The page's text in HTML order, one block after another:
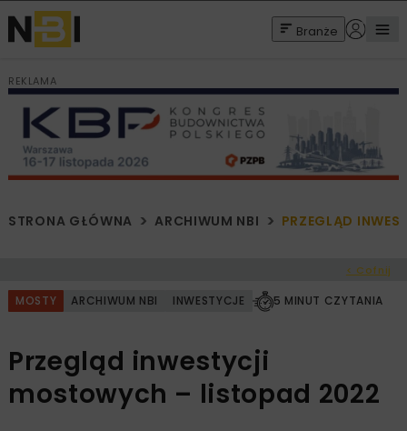
Branże
REKLAMA
STRONA GŁÓWNA ARCHIWUM NBI PRZEGLĄD
< Cofnij
MOSTY ARCHIWUM NBI INWESTYCJE 5 MINUT CZYTANIA
Przegląd inwestycji
mostowych – listopad 2022